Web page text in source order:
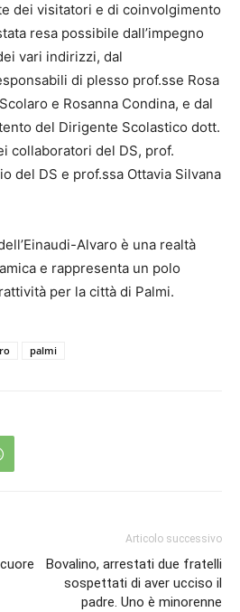
dei visitatori e di coinvolgimento
resa possibile dall’impegno
vari indirizzi, dal
di plesso prof.sse Rosa
e Rosanna Condina, e dal
del Dirigente Scolastico dott.
collaboratori del DS, prof.
del DS e prof.ssa Ottavia Silvana
Alvaro è una realtà
e rappresenta un polo
per la città di Palmi.
palmi
Articolo successivo
Bovalino, arrestati due fratelli
sospettati di aver ucciso il
padre. Uno è minorenne